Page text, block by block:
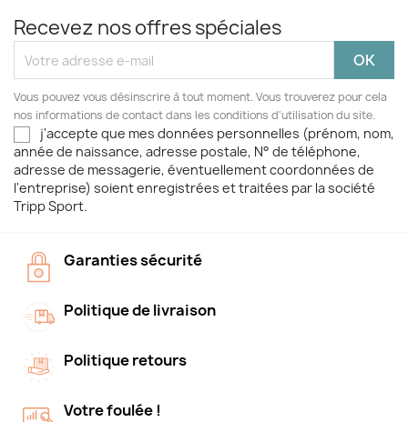
Recevez nos offres spéciales
Vous pouvez vous désinscrire à tout moment. Vous trouverez pour cela
nos informations de contact dans les conditions d'utilisation du site.
j'accepte que mes données personnelles (prénom, nom,
année de naissance, adresse postale, N° de téléphone,
adresse de messagerie, éventuellement coordonnées de
l'entreprise) soient enregistrées et traitées par la société
Tripp Sport.
Garanties sécurité
Politique de livraison
Politique retours
Votre foulée !